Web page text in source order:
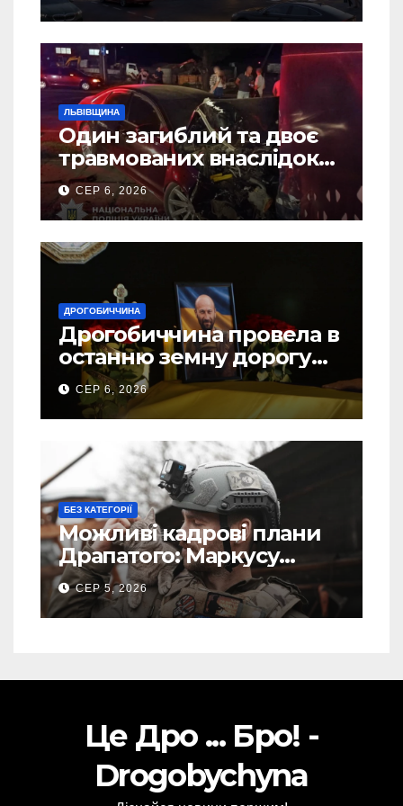
ЛЬВІВЩИНА
Один загиблий та двоє
травмованих внаслідок
ДТП на Самбірщині
СЕР 6, 2026
ДРОГОБИЧЧИНА
Дрогобиччина провела в
останню земну дорогу
свого Захисника – Олега
Торського
СЕР 6, 2026
БЕЗ КАТЕГОРІЇ
Можливі кадрові плани
Драпатого: Маркусу
пророкують важливу
посаду у ЗСУ
СЕР 5, 2026
Це Дро ... Бро! -
Drogobychyna